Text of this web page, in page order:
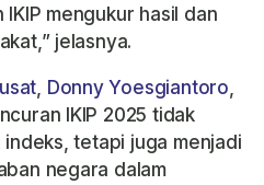
mengukur hasil dan
jelasnya.
, Donny Yoesgiantoro,
IKIP 2025 tidak
tetapi juga menjadi
negara dalam